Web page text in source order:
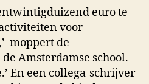
euro te
voor
moppert de
Amsterdamse school.
En een collega-schrijver